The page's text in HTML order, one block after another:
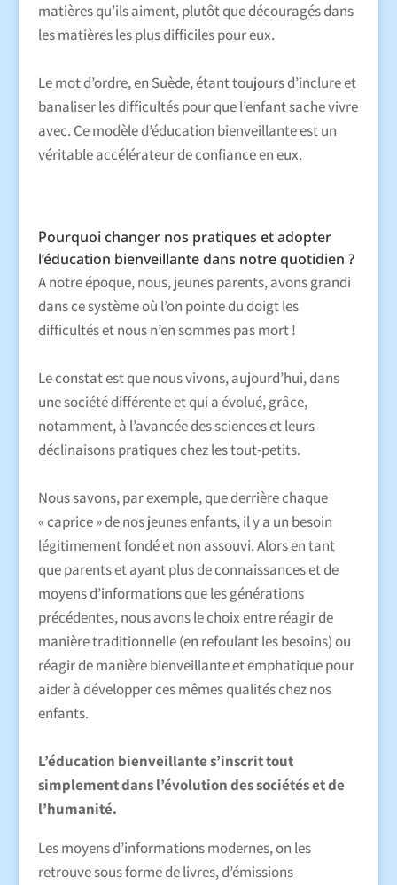
matières qu’ils aiment, plutôt que découragés dans
les matières les plus difficiles pour eux.
Le mot d’ordre, en Suède, étant toujours d’inclure et
banaliser les difficultés pour que l’enfant sache vivre
avec. Ce modèle d’éducation bienveillante est un
véritable accélérateur de confiance en eux.
Pourquoi changer nos pratiques et adopter
l’éducation bienveillante dans notre quotidien ?
A notre époque, nous, jeunes parents, avons grandi
dans ce système où l’on pointe du doigt les
difficultés et nous n’en sommes pas mort !
Le constat est que nous vivons, aujourd’hui, dans
une société différente et qui a évolué, grâce,
notamment, à l’avancée des sciences et leurs
déclinaisons pratiques chez les tout-petits.
Nous savons, par exemple, que derrière chaque
« caprice » de nos jeunes enfants, il y a un besoin
légitimement fondé et non assouvi. Alors en tant
que parents et ayant plus de connaissances et de
moyens d’informations que les générations
précédentes, nous avons le choix entre réagir de
manière traditionnelle (en refoulant les besoins) ou
réagir de manière bienveillante et emphatique pour
aider à développer ces mêmes qualités chez nos
enfants.
L’éducation bienveillante s’inscrit tout
simplement dans l’évolution des sociétés et de
l’humanité.
Les moyens d’informations modernes, on les
retrouve sous forme de livres, d’émissions